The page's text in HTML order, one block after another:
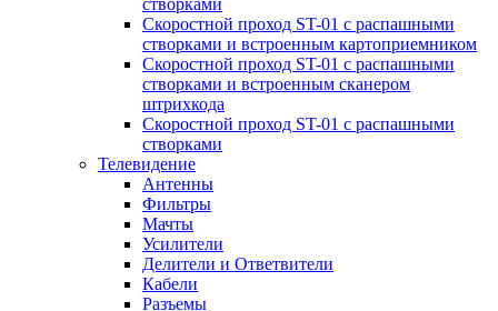
створками
Скоростной проход ST-01 с распашными
створками и встроенным картоприемником
Скоростной проход ST-01 с распашными
створками и встроенным сканером
штрихкода
Скоростной проход ST-01 с распашными
створками
Телевидение
Антенны
Фильтры
Мачты
Усилители
Делители и Ответвители
Кабели
Разъемы